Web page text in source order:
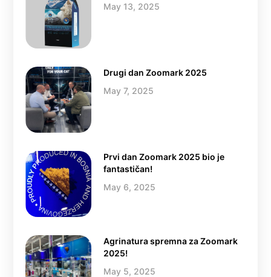
May 13, 2025
Drugi dan Zoomark 2025
May 7, 2025
Prvi dan Zoomark 2025 bio je
fantastičan!
May 6, 2025
Agrinatura spremna za Zoomark
2025!
May 5, 2025